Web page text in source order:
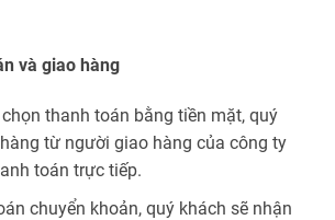
và giao hàng
thanh toán bằng tiền mặt, quý
từ người giao hàng của công ty
toán trực tiếp.
chuyển khoản, quý khách sẽ nhận